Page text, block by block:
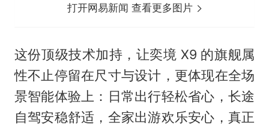
打开网易新闻 查看更多图片
这份顶级技术加持，让奕境 X9 的旗舰属
性不止停留在尺寸与设计，更体现在全场
景智能体验上：日常出行轻松省心，长途
自驾安稳舒适，全家出游欢乐安心，真正